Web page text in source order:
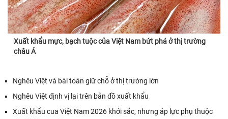
Xuất khẩu mực, bạch tuộc của Việt Nam bứt phá ở thị trường
châu Á
Nghêu Việt và bài toán giữ chỗ ở thị trường lớn
Nghêu Việt định vị lại trên bản đồ xuất khẩu
Xuất khẩu cua Việt Nam 2026 khởi sắc, nhưng áp lực phụ thuộc